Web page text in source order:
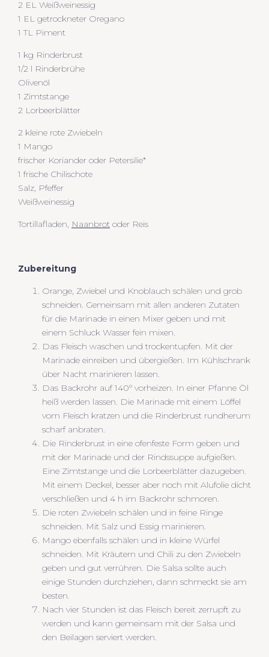
2 EL Weißweinessig
1 EL getrockneter Oregano
1 TL Piment
1 kg Rinderbrust
1/2 l Rinderbrühe
Olivenöl
1 Zimtstange
2 Lorbeerblätter
2 kleine rote Zwiebeln
1 Mango
frischer Koriander oder Petersilie*
1 frische Chilischote
Salz, Pfeffer
Weißweinessig
Tortillafladen, Naanbrot oder Reis
Zubereitung
Orange, Zwiebel und Knoblauch schälen und grob
schneiden. Gemeinsam mit allen anderen Zutaten
für die Marinade in einen Mixer geben und mit
einem Schluck Wasser fein mixen.
Das Fleisch waschen und trockentupfen. Mit der
Marinade einreiben und übergießen. Im Kühlschrank
über Nacht marinieren lassen.
Das Backrohr auf 140° vorheizen. In einer Pfanne Öl
heiß werden lassen. Die Marinade mit einem Löffel
vom Fleisch kratzen und die Rinderbrust rundherum
scharf anbraten.
Die Rinderbrust in eine ofenfeste Form geben und
mit der Marinade und der Rindssuppe aufgießen.
Eine Zimtstange und die Lorbeerblätter dazugeben.
Mit einem Deckel, besser aber noch mit Alufolie dicht
verschließen und 4 h im Backrohr schmoren.
Die roten Zwiebeln schälen und in feine Ringe
schneiden. Mit Salz und Essig marinieren.
Mango ebenfalls schälen und in kleine Würfel
schneiden. Mit Kräutern und Chili zu den Zwiebeln
geben und gut verrühren. Die Salsa sollte auch
einige Stunden durchziehen, dann schmeckt sie am
besten.
Nach vier Stunden ist das Fleisch bereit zerrupft zu
werden und kann gemeinsam mit der Salsa und
den Beilagen serviert werden.